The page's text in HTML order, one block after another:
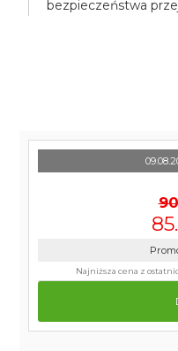
bezpieczeństwa
Najniższa cena z